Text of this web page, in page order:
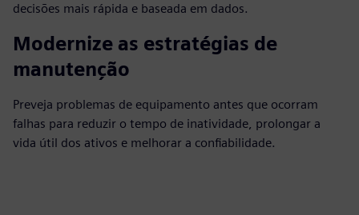
decisões mais rápida e baseada em dados.
Modernize as estratégias de
manutenção
Preveja problemas de equipamento antes que ocorram
falhas para reduzir o tempo de inatividade, prolongar a
vida útil dos ativos e melhorar a confiabilidade.